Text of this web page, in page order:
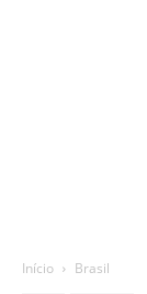
Início Brasil